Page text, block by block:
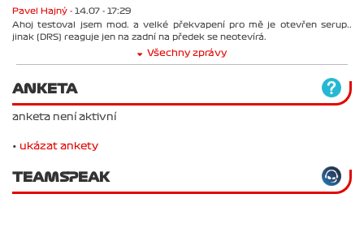
Pavel Hajný - 14.07 - 17:29
Ahoj testoval jsem mod. a velké překvapení pro mě je otevřen serup..
jinak (DRS) reaguje jen na zadní na předek se neotevírá.
Všechny zprávy
ANKETA
anketa není aktivní
• ukázat ankety
TEAMSPEAK